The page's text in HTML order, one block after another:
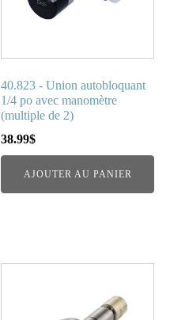
40.823 - Union autobloquant
1/4 po avec manomètre
(multiple de 2)
38.99$
AJOUTER AU PANIER